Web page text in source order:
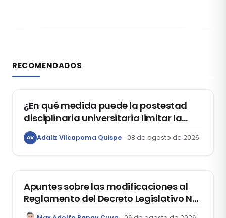
RECOMENDADOS
DERECHO CONSTITUCIONAL
¿En qué medida puede la postestad
disciplinaria universitaria limitar la
libertad de expresión de los
estudiantes?
AV Adaliz Vilcapoma Quispe 08 de agosto de 2026
Apuntes sobre las modificaciones al
Reglamento del Decreto Legislativo Nº
1400, que aprueba el Régimen de